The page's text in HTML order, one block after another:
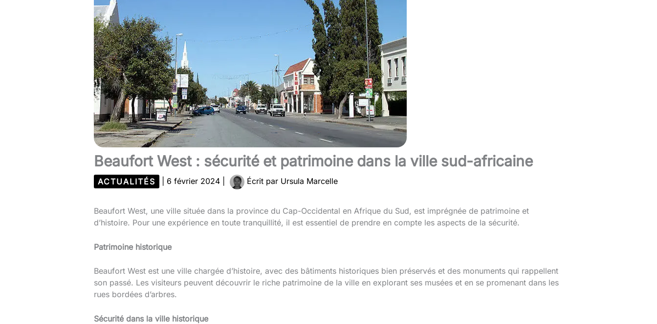
Beaufort West : sécurité et patrimoine dans la ville sud-africaine
ACTUALITÉS 6 février 2024 Écrit par Ursula Marcelle
Beaufort West, une ville située dans la province du Cap-Occidental en Afrique du Sud, est imprégnée de patrimoine et
d’histoire. Pour une expérience en toute tranquillité, il est essentiel de prendre en compte les aspects de la sécurité.
Patrimoine historique
Beaufort West est une ville chargée d’histoire, avec des bâtiments historiques bien préservés et des monuments qui rappellent
son passé. Les visiteurs peuvent découvrir le riche patrimoine de la ville en explorant ses musées et en se promenant dans les
rues bordées d’arbres.
Sécurité dans la ville historique